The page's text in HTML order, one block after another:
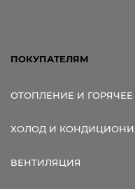
ПОКУПАТЕЛЯМ
ОТОПЛЕНИЕ И
ХОЛОД И
ВЕНТИЛЯЦИЯ